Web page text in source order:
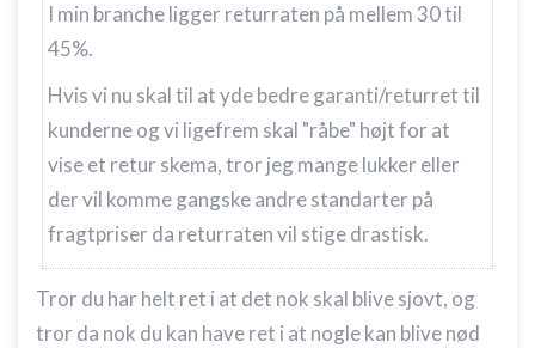
I min branche ligger returraten på mellem 30 til
45%.
Hvis vi nu skal til at yde bedre garanti/returret til
kunderne og vi ligefrem skal "råbe" højt for at
vise et retur skema, tror jeg mange lukker eller
der vil komme gangske andre standarter på
fragtpriser da returraten vil stige drastisk.
Tror du har helt ret i at det nok skal blive sjovt, og
tror da nok du kan have ret i at nogle kan blive nød